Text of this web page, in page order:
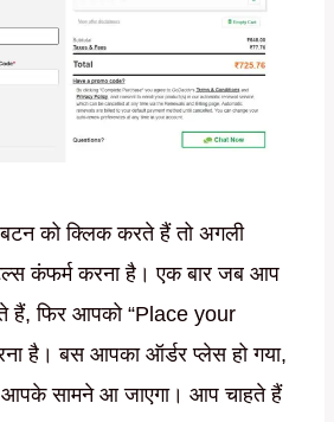
को क्लिक करते हैं तो अगली
कंफर्म करना है। एक बार जब आप
हैं, फिर आपको “Place your
है। बस आपका ऑर्डर प्लेस हो गया,
आपके सामने आ जाएगा। आप चाहते हैं